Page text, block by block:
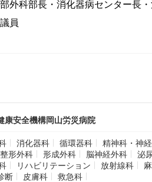
外科部長・消化器病センター長
員
康安全機構岡山労災病院
消化器科 循環器科
精神科・神
整形外科 形成外科 脳神経外科
泌
リハビリテーション 放射線科
断
皮膚科
救急科